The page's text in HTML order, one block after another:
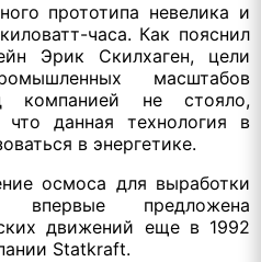
прототипа невелика и
часа. Как пояснил
Эрик Скилхаген, цели
масштабов
компанией не стояло,
данная технология в
в энергетике.
осмоса для выработки
впервые предложена
движений еще в 1992
Statkraft.